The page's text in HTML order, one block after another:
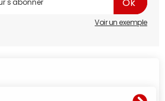
Voir un exemple